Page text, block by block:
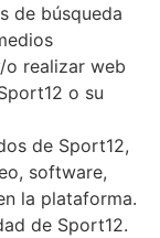
de búsqueda
o realizar web
o su
de Sport12,
software,
la plataforma.
de Sport12.